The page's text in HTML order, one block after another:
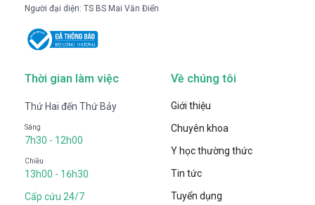
Người đại diện: TS BS Mai Văn Điển
Thời gian làm việc
Thứ Hai đến Thứ Bảy
Sáng
7h30 - 12h00
Chiều
13h00 - 16h30
Cấp cứu 24/7
Về chúng tôi
Giới thiệu
Chuyên khoa
Y học thường thức
Tin tức
Tuyển dụng